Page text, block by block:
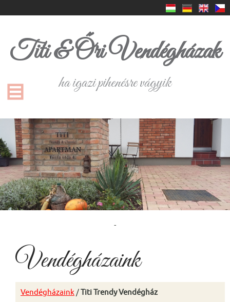
Titi & Őri Vendégházak
ha igazi pihenésre vágyik
-
Vendégházaink
Vendégházaink /Titi Trendy Vendégház